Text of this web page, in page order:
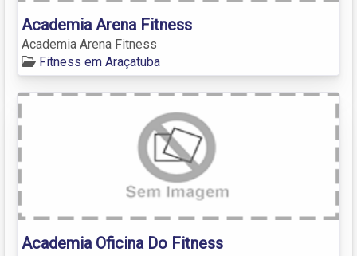
Academia Arena Fitness
Academia Arena Fitness
Fitness em Araçatuba
Academia Oficina Do Fitness